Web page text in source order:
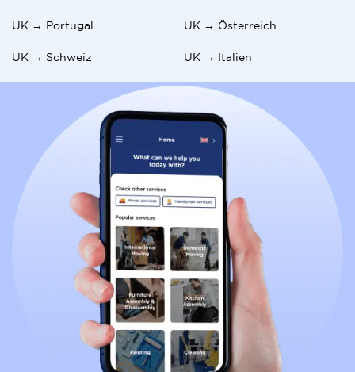
UK → Portugal UK → Österreich
UK → Schweiz UK → Italien